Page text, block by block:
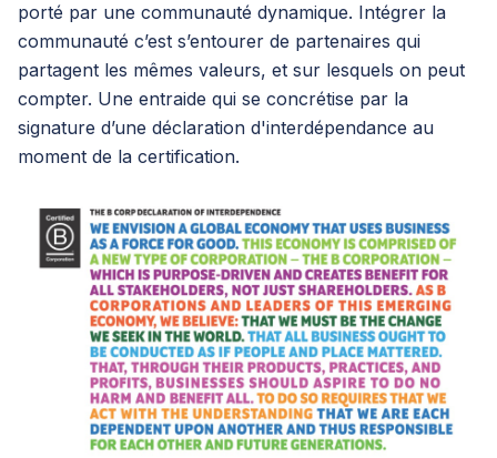
porté par une communauté dynamique. Intégrer la
communauté c’est s’entourer de partenaires qui
partagent les mêmes valeurs, et sur lesquels on peut
compter. Une entraide qui se concrétise par la
signature d’une déclaration d'interdépendance au
moment de la certification.